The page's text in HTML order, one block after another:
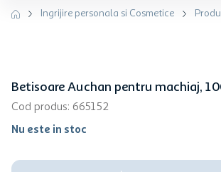
Ingrijire personala si Cosmetice
Betisoare Auchan pentru machiaj,
Cod produs: 665152
Nu este in stoc